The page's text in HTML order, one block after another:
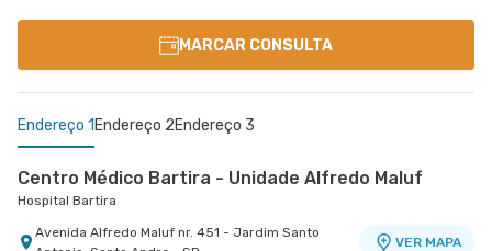
MARCAR CONSULTA
Endereço 1 Endereço 2Endereço 3
Centro Médico Bartira - Unidade Alfredo Maluf
Hospital Bartira
Avenida Alfredo Maluf nr. 451 - Jardim Santo
VER MAPA